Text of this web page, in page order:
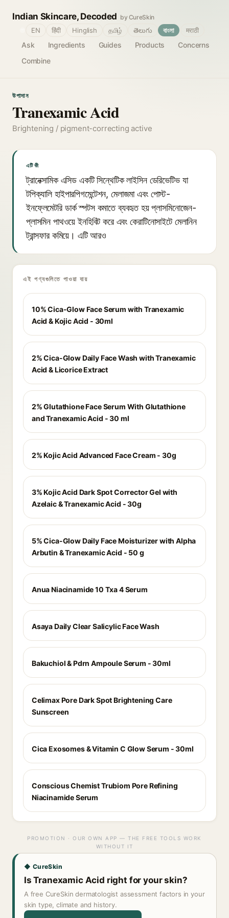
Indian Skincare, Decoded by CureSkin
Ask Ingredients Guides Products
Concerns
Combine
EN हिंदी Hinglish தமிழ் తెలుగు বাংলা मराठी
উপাদান
Tranexamic Acid
Brightening / pigment-correcting active
এটি কী
ট্রানেক্সামিক এসিড একটি সিন্থেটিক লাইসিন ডেরিভেটিভ যা
টপিক্যালি হাইপারপিগমেন্টেশন, মেলাজমা এবং পোস্ট-
ইনফ্লেমেটরি ডার্ক স্পটস কমাতে ব্যবহৃত হয় প্লাসমিনোজেন-
প্লাসমিন পাথওয়ে ইনহিবিট করে এবং কেরাটিনোসাইটে মেলানিন
ট্রান্সফার কমিয়ে। এটি আরও
এই পণ্যগুলিতে পাওয়া যায়
10% Cica-Glow Face Serum with Tranexamic
Acid & Kojic Acid - 30ml
2% Cica-Glow Daily Face Wash with Tranexamic
Acid & Licorice Extract
2% Glutathione Face Serum With Glutathione
and Tranexamic Acid - 30 ml
2% Kojic Acid Advanced Face Cream - 30g
3% Kojic Acid Dark Spot Corrector Gel with
Azelaic & Tranexamic Acid - 30g
5% Cica-Glow Daily Face Moisturizer with Alpha
Arbutin & Tranexamic Acid - 50 g
Anua Niacinamide 10 Txa 4 Serum
Asaya Daily Clear Salicylic Face Wash
Bakuchiol & Pdrn Ampoule Serum - 30ml
Celimax Pore Dark Spot Brightening Care
Sunscreen
Cica Exosomes & Vitamin C Glow Serum - 30ml
Conscious Chemist Trubiom Pore Refining
Niacinamide Serum
PROMOTION · OUR OWN APP — THE FREE TOOLS WORK
WITHOUT IT
◆ CureSkin
Is Tranexamic Acid right for your skin?
A free CureSkin dermatologist assessment factors in your
skin type, climate and history.